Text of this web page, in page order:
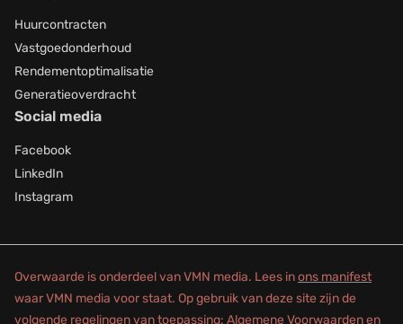
Huurcontracten
Vastgoedonderhoud
Rendementoptimalisatie
Generatieoverdracht
Social media
Facebook
LinkedIn
Instagram
Overwaarde is onderdeel van VMN media. Lees inons manifest
waar VMN media voor staat. Op gebruik van deze site zijn de
volgende regelingen van toepassing: Algemene Voorwaardenen